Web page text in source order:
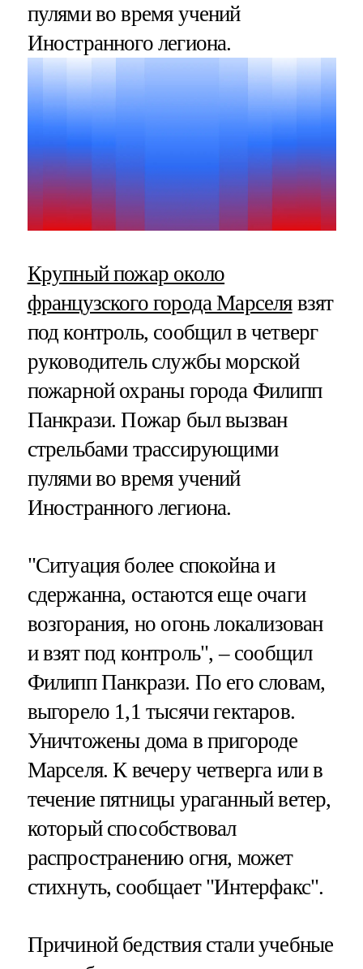
пулями во время учений
Иностранного легиона.
Крупный пожар около
французского города Марселявзят
под контроль, сообщил в четверг
руководитель службы морской
пожарной охраны города Филипп
Панкрази. Пожар был вызван
стрельбами трассирующими
пулями во время учений
Иностранного легиона.
"Ситуация более спокойна и
сдержанна, остаются еще очаги
возгорания, но огонь локализован
и взят под контроль", – сообщил
Филипп Панкрази. По его словам,
выгорело 1,1 тысячи гектаров.
Уничтожены дома в пригороде
Марселя. К вечеру четверга или в
течение пятницы ураганный ветер,
который способствовал
распространению огня, может
стихнуть, сообщает "Интерфакс".
Причиной бедствия стали учебные